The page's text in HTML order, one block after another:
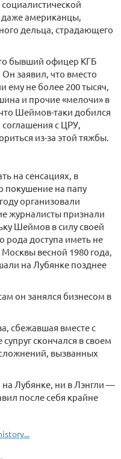
даже американцы,
дельца, страдающего
бывший офицер КГБ
заявил, что вместо
ему не более 200 тысяч,
и прочие «мелочи» в
Шеймов-таки добился
с ЦРУ,
из-за этой тяжбы.
на сенсациях, в
покушение на папу
организовали
журналисты признали
Шеймов в силу своей
рода доступа иметь не
весной 1980 года,
на Лубянке позднее
он занялся бизнесом в
сбежавшая вместе с
скончался в своем
вызванных
на Лубянке, ни в Лэнгли —
после себя крайне